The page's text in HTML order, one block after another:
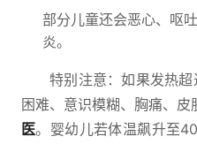
部分儿童还会恶心、呕
炎。
特别注意：如果发热
困难、意识模糊、胸痛、皮
医。婴幼儿若体温飙升至